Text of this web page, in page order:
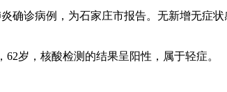
确诊病例，为石家庄市报告。无新增无症
岁，核酸检测的结果呈阳性，属于轻症。